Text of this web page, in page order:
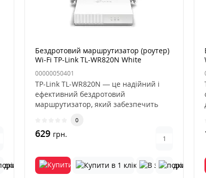
Бездротовий маршрутизатор (роутер)
Wi-Fi TP-Link TL-WR820N White
00000050401
TP-Link TL-WR820N — це надійний і
ефективний бездротовий
маршрутизатор, який забезпечить
0
629 грн.